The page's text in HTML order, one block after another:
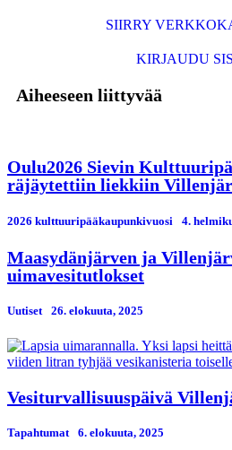
SIIRRY
KIRJAUDU
Aiheeseen liittyvää
Oulu2026 Sievin
räjäytettiin liekkiin
2026 kulttuuripääkaupunkivuosi 4.
Maasydänjärven ja
uimavesitutlokset
Uutiset 26. elokuuta, 2025
Vesiturvallisuuspäivä
Tapahtumat 6. elokuuta, 2025